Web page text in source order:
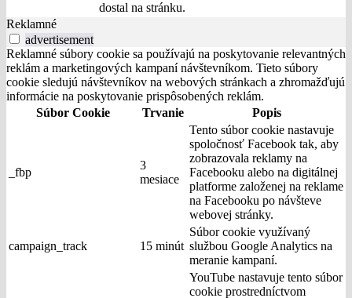
dostal na stránku.
Reklamné
advertisement
Reklamné súbory cookie sa používajú na poskytovanie relevantných
reklám a marketingových kampaní návštevníkom. Tieto súbory
cookie sledujú návštevníkov na webových stránkach a zhromažďujú
informácie na poskytovanie prispôsobených reklám.
Súbor Cookie
Trvanie Popis
_fbp
3
mesiace
Tento súbor cookie nastavuje
spoločnosť Facebook tak, aby
zobrazovala reklamy na
Facebooku alebo na digitálnej
platforme založenej na reklame
na Facebooku po návšteve
webovej stránky.
campaign_track 15 minút
Súbor cookie využívaný
službou Google Analytics na
meranie kampaní.
YouTube nastavuje tento súbor
cookie prostredníctvom